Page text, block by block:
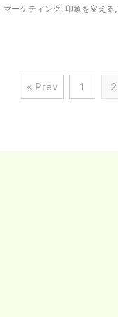
マーケティング, 印象を変える,
« Prev 1 2